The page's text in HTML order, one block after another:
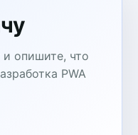
опишите, что
PWA